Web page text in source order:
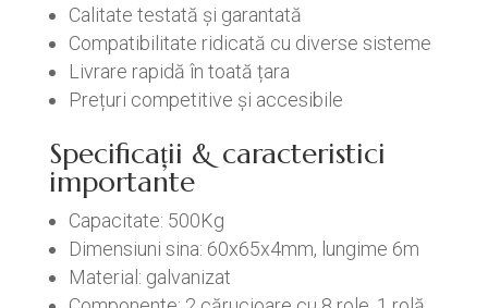
Calitate testată și garantată
Compatibilitate ridicată cu diverse sisteme
Livrare rapidă în toată țara
Prețuri competitive și accesibile
Specificații & caracteristici
importante
Capacitate: 500Kg
Dimensiuni sina: 60x65x4mm, lungime 6m
Material: galvanizat